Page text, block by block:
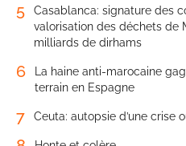
5
Casablanca: signature des
valorisation des déchets de
milliards de dirhams
6
La haine anti-marocaine
terrain en Espagne
7 Ceuta: autopsie d’une crise